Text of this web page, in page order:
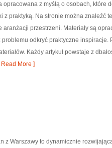
opracowana z myślą o osobach, które
z praktyką. Na stronie można znaleźć
aranżacji przestrzeni. Materiały są
odkryć praktyczne
Każdy artykuł powstaje z
Read More ]
z Warszawy to dynamicznie